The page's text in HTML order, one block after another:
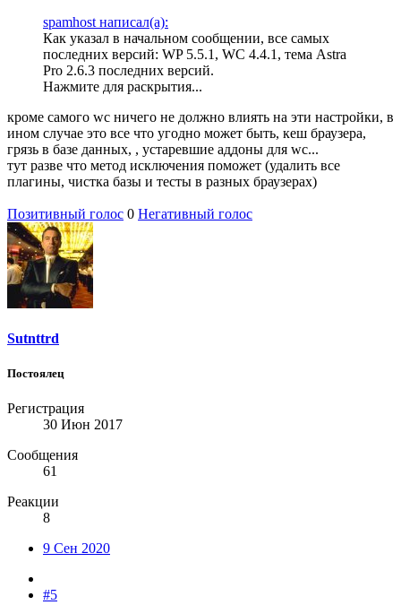
spamhost написал(а):
Как указал в начальном сообщении, все самых
последних версий: WP 5.5.1, WC 4.4.1, тема Astra
Pro 2.6.3 последних версий.
Нажмите для раскрытия...
кроме самого wc ничего не должно влиять на эти настройки, в
ином случае это все что угодно может быть, кеш браузера,
грязь в базе данных, , устаревшие аддоны для wc...
тут разве что метод исключения поможет (удалить все
плагины, чистка базы и тесты в разных браузерах)
Позитивный голос 0 Негативный голос
Sutnttrd
Постоялец
Регистрация
30 Июн 2017
Сообщения
61
Реакции
8
9 Сен 2020
#5